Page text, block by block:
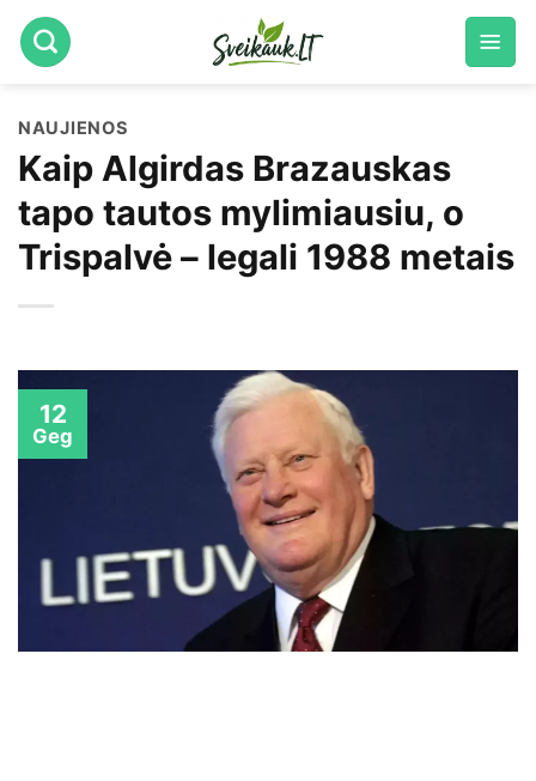
Skip
to
NAUJIENOS
Kaip Algirdas Brazauskas
tapo tautos mylimiausiu, o
Trispalvė – legali 1988 metais
12
Geg